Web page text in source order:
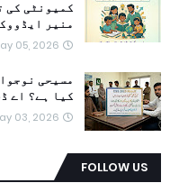
کمیونٹی کی
منیر
05, 2026
مسیحی
کیا ہے؟ اے
03, 2026
FOLLOW US